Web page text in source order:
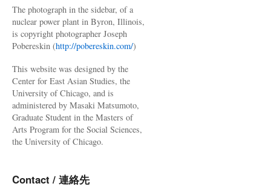
The photograph in the sidebar, of a
nuclear power plant in Byron, Illinois,
is copyright photographer Joseph
Pobereskin (http://pobereskin.com/)
This website was designed by the
Center for East Asian Studies, the
University of Chicago, and is
administered by Masaki Matsumoto,
Graduate Student in the Masters of
Arts Program for the Social Sciences,
the University of Chicago.
Contact / 連絡先